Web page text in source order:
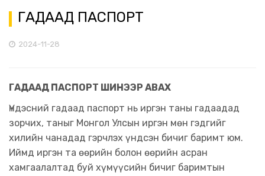
ГАДААД ПАСПОРТ
2024-11-28
ГАДААД ПАСПОРТ ШИНЭЭР АВАХ
Үндэсний гадаад паспорт нь иргэн таны гадаадад
зорчих, таныг Монгол Улсын иргэн мөн гэдгийг
хилийн чанадад гэрчлэх үндсэн бичиг баримт юм.
Иймд иргэн та өөрийн болон өөрийн асран
хамгаалалтад буй хүмүүсийн бичиг баримтын